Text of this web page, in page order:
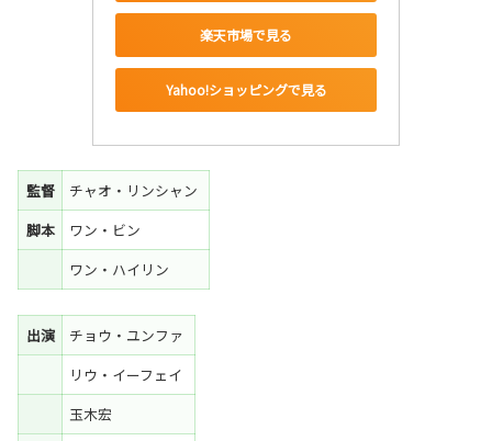
楽天市場で見る
Yahoo!ショッピングで見る
監督
チャオ・リンシャン
脚本
ワン・ビン
ワン・ハイリン
出演
チョウ・ユンファ
リウ・イーフェイ
玉木宏